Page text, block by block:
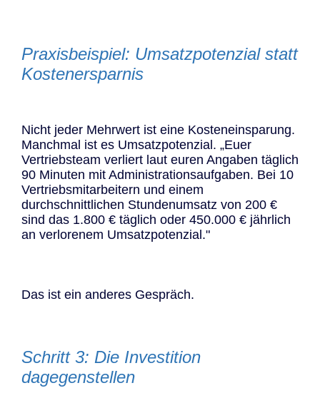
Praxisbeispiel: Umsatzpotenzial statt
Kostenersparnis
Nicht jeder Mehrwert ist eine Kosteneinsparung.
Manchmal ist es Umsatzpotenzial. „Euer
Vertriebsteam verliert laut euren Angaben täglich
90 Minuten mit Administrationsaufgaben. Bei 10
Vertriebsmitarbeitern und einem
durchschnittlichen Stundenumsatz von 200 €
sind das 1.800 € täglich oder 450.000 € jährlich
an verlorenem Umsatzpotenzial."
Das ist ein anderes Gespräch.
Schritt 3: Die Investition
dagegenstellen